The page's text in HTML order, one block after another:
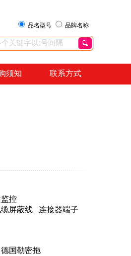
品名型号 品牌名称
须知 联系方式
控
屏蔽线
连接器端子
德国勒密拖